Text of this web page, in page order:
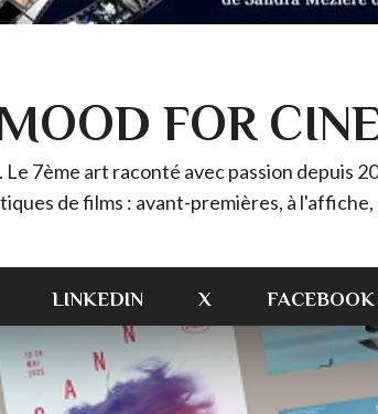
FOR
Le 7ème art raconté avec passion depuis
de films : avant-premières, à
LINKEDIN X FACEBOOK